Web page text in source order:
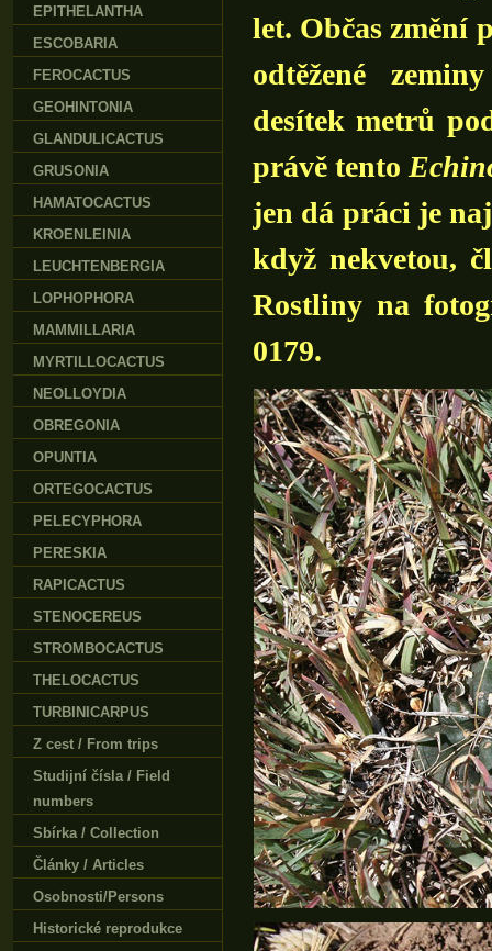
let. Občas změní
odtěžené
desítek metrů
právě tento
jen dá práci je
když nekvetou,
Rostliny na
0179.
EPITHELANTHA
ESCOBARIA
FEROCACTUS
GEOHINTONIA
GLANDULICACTUS
GRUSONIA
HAMATOCACTUS
KROENLEINIA
LEUCHTENBERGIA
LOPHOPHORA
MAMMILLARIA
MYRTILLOCACTUS
NEOLLOYDIA
OBREGONIA
OPUNTIA
ORTEGOCACTUS
PELECYPHORA
PERESKIA
RAPICACTUS
STENOCEREUS
STROMBOCACTUS
THELOCACTUS
TURBINICARPUS
Z cest / From trips
Studijní čísla / Field
numbers
Sbírka / Collection
Články / Articles
Osobnosti/Persons
Historické reprodukce